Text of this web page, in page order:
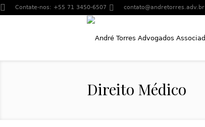
Contate-nos: +55 71 3450-6507 contato@andretorres.adv.br
Direito Médico